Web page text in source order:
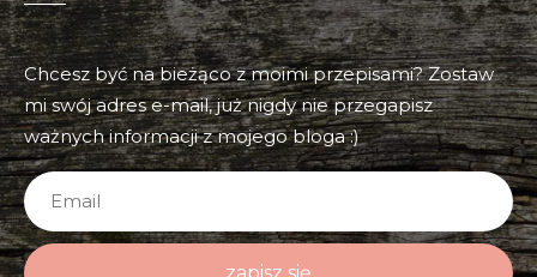
Chcesz być na bieżąco z moimi przepisami? Zostaw
mi swój adres e-mail, już nigdy nie przegapisz
ważnych informacji z mojego bloga :)